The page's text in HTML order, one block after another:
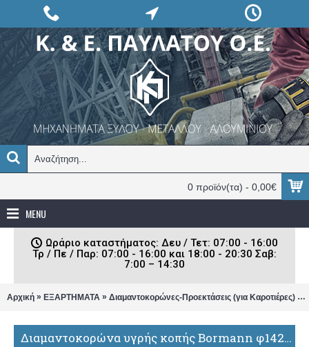
0 προϊόν(τα) - 0,00€
MENU
Ωράριο καταστήματος: Δευ / Τετ: 07:00 - 16:00
Τρ / Πε / Παρ: 07:00 - 16:00 και 18:00 - 20:30 Σαβ:
7:00 – 14:30
Αρχική » ΕΞΑΡΤΗΜΑΤΑ » Διαμαντοκορώνες-Προεκτάσεις (για Καροτιέρες) »
Διαμαντοκορώνα υγρής κοπής Bormann φ142x450mm 1 1/4unc BHT4522 052623